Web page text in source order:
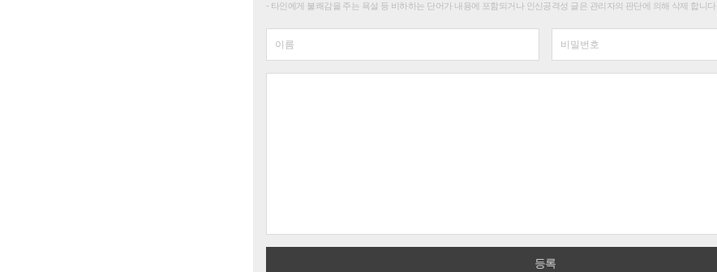
타인에게 불쾌감을 주는 욕설 등 비하하는 단어가 내용에 포함되거나 인신공격성 글은 관리자의 판단에 의해 삭제 합니다.